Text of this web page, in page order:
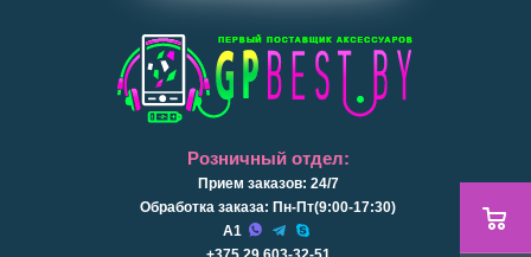
Розничный отдел:
Прием заказов: 24/7
Обработка заказа: Пн-Пт(9:00-17:30)
А1